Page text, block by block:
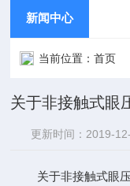
新闻中心
当前位置：首页
关于非接触式眼
更新时间：2019-
关于非接触式眼压